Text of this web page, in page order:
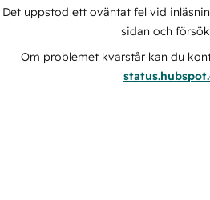
Det uppstod ett oväntat fel vid
sidan och
Om problemet kvarstår kan du